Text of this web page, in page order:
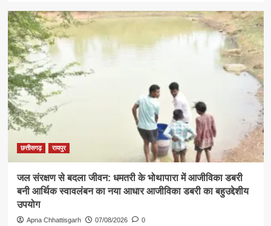
छत्तीसगढ़ रायपुर
जल संरक्षण से बदला जीवन: धमतरी के भोथापारा में आजीविका डबरी
बनी आर्थिक स्वावलंबन का नया आधार आजीविका डबरी का बहुउद्देशीय
उपयोग
Apna Chhattisgarh 07/08/2026 0